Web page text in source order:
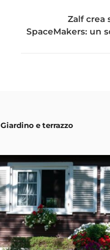
Zalf crea
SpaceMakers: un
Giardino e terrazzo